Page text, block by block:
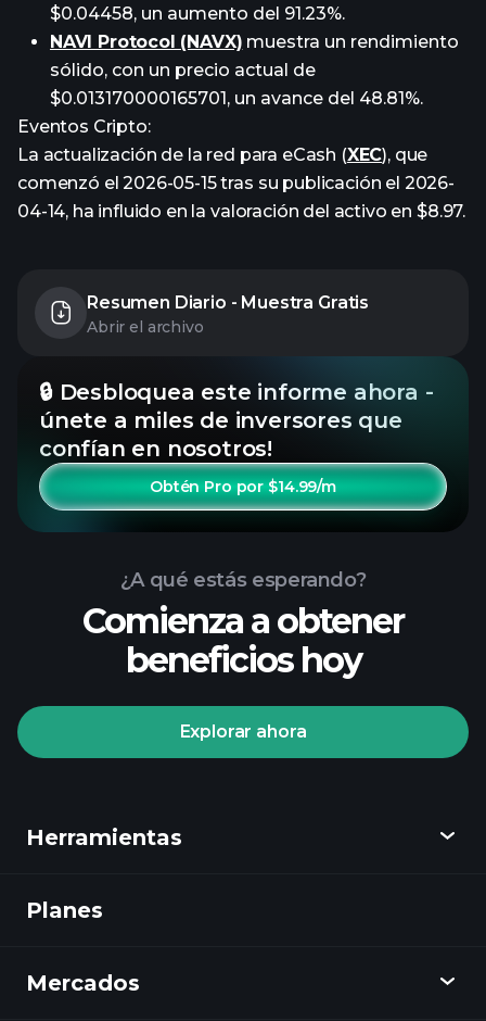
$0.04458, un aumento del 91.23%.
NAVI Protocol (NAVX) muestra un rendimiento
sólido, con un precio actual de
$0.013170000165701, un avance del 48.81%.
Eventos Cripto:
La actualización de la red para eCash (XEC), que
comenzó el 2026-05-15 tras su publicación el 2026-
04-14, ha influido en la valoración del activo en $8.97.
Resumen Diario - Muestra Gratis
Abrir el archivo
🔒 Desbloquea este informe ahora -
únete a miles de inversores que
confían en nosotros!
Obtén Pro por $14.99/m
¿A qué estás esperando?
Comienza a obtener
beneficios hoy
Explorar ahora
Herramientas
Descubrir
Planes
Mercados